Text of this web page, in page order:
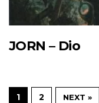
JORN – Dio
1 2 NEXT »